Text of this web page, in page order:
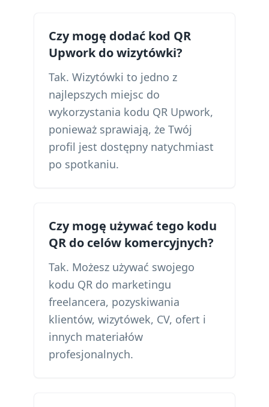
Czy mogę dodać kod QR
Upwork do wizytówki?
Tak. Wizytówki to jedno z
najlepszych miejsc do
wykorzystania kodu QR Upwork,
ponieważ sprawiają, że Twój
profil jest dostępny natychmiast
po spotkaniu.
Czy mogę używać tego kodu
QR do celów komercyjnych?
Tak. Możesz używać swojego
kodu QR do marketingu
freelancera, pozyskiwania
klientów, wizytówek, CV, ofert i
innych materiałów
profesjonalnych.